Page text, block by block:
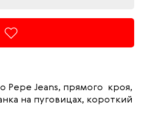
Pepe Jeans, прямого кроя,
на пуговицах, короткий